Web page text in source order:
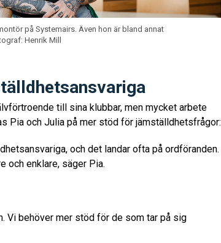
på Systemairs. Även hon är bland annat
Henrik Mill
till sina klubbar, men mycket arbete
Pia och Julia på mer stöd för jämställdhetsfrågor:
och det landar ofta på ordföranden.
och enklare, säger Pia.
Vi behöver mer stöd för de som tar på sig